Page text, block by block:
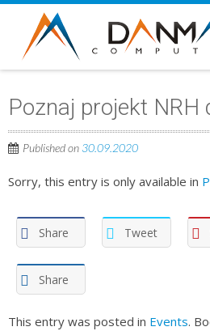
Poznaj projekt NRH
Published on 30.09.2020
Sorry, this entry is only available in
Share Tweet
Share
This entry was posted in Events.